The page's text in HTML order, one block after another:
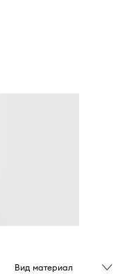
Вид материал